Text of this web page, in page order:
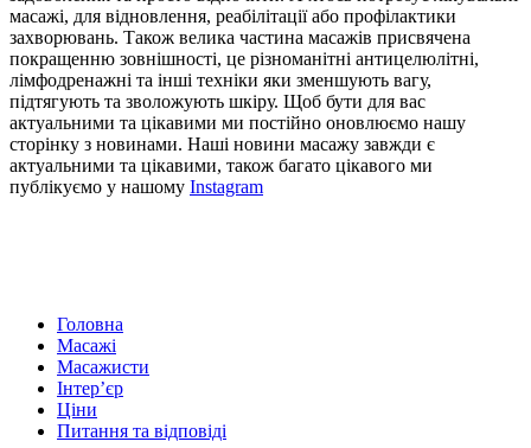
масажі, для відновлення, реабілітації або профілактики
захворювань. Також велика частина масажів присвячена
покращенню зовнішності, це різноманітні антицелюлітні,
лімфодренажні та інші техніки яки зменшують вагу,
підтягують та зволожують шкіру. Щоб бути для вас
актуальними та цікавими ми постійно оновлюємо нашу
сторінку з новинами. Наші новини масажу завжди є
актуальними та цікавими, також багато цікавого ми
публікуємо у нашому Instagram
Головна
Масажі
Масажисти
Інтер’єр
Ціни
Питання та відповіді